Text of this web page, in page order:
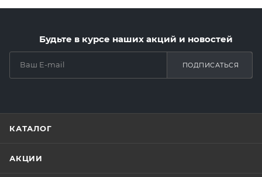
Будьте в курсе наших акций и новостей
ПОДПИСАТЬСЯ
КАТАЛОГ
АКЦИИ